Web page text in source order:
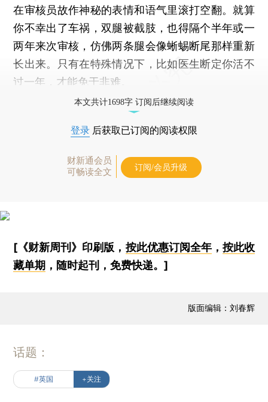
在审核员故作神秘的表情和语气里滚打空翻。就算
你不幸出了车祸，双腿被截肢，也得隔个半年或一
两年来次审核，仿佛两条腿会像蜥蜴断尾那样重新
长出来。只有在特殊情况下，比如医生断定你活不
过一年，才能免于非难。
本文共计1698字 订阅后继续阅读
登录 后获取已订阅的阅读权限
财新通会员
可畅读全文
订阅/会员升级
[《财新周刊》印刷版， 按此优惠订阅全年， 按此收
藏单期 ，随时起刊，免费快递。]
版面编辑：刘春辉
话题：
#英国 +关注